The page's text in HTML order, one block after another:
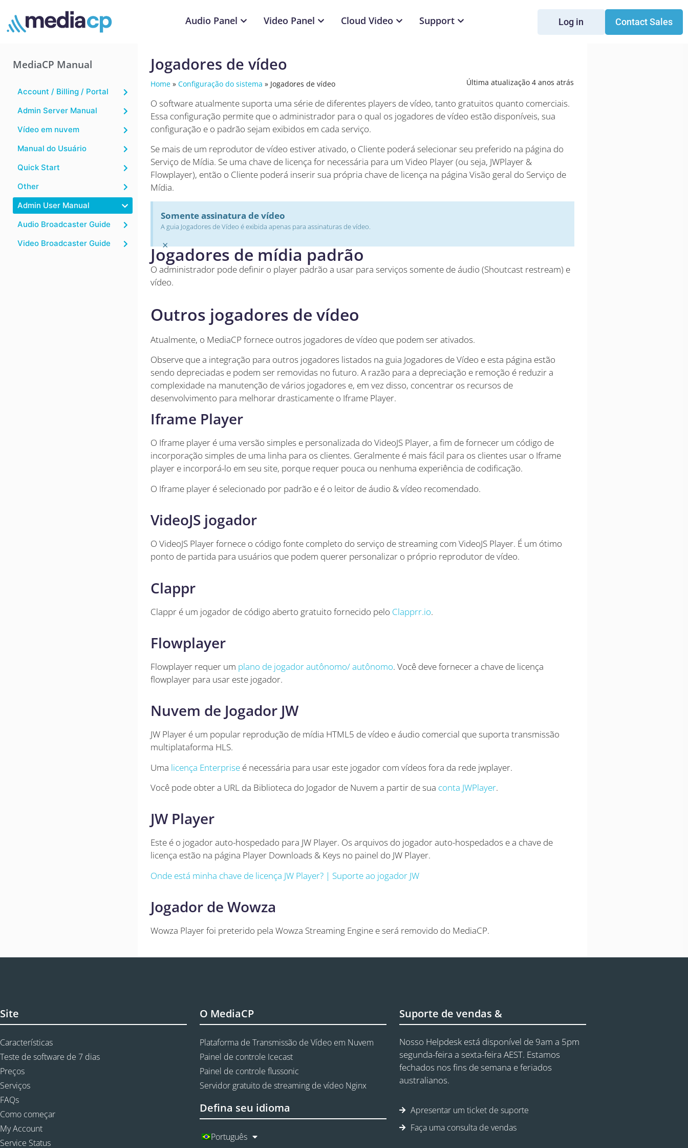
Audio Panel Video Panel Cloud Video Support Log in Contact Sales
MediaCP Manual
Account / Billing / Portal
Admin Server Manual
Vídeo em nuvem
Manual do Usuário
Quick Start
Other
Admin User Manual
Audio Broadcaster Guide
Video Broadcaster Guide
Jogadores de vídeo
Home» Configuração do sistema » Jogadores de vídeo Última atualização 4 anos atrás
O software atualmente suporta uma série de diferentes players de vídeo, tanto gratuitos quanto comerciais.
Essa configuração permite que o administrador para o qual os jogadores de vídeo estão disponíveis, sua
configuração e o padrão sejam exibidos em cada serviço.
Se mais de um reprodutor de vídeo estiver ativado, o Cliente poderá selecionar seu preferido na página do
Serviço de Mídia. Se uma chave de licença for necessária para um Video Player (ou seja, JWPlayer &
Flowplayer), então o Cliente poderá inserir sua própria chave de licença na página Visão geral do Serviço de
Mídia.
Somente assinatura de vídeo
A guia Jogadores de Vídeo é exibida apenas para assinaturas de vídeo.
×
Jogadores de mídia padrão
O administrador pode definir o player padrão a usar para serviços somente de áudio (Shoutcast restream) e
vídeo.
Outros jogadores de vídeo
Atualmente, o MediaCP fornece outros jogadores de vídeo que podem ser ativados.
Observe que a integração para outros jogadores listados na guia Jogadores de Vídeo e esta página estão
sendo depreciadas e podem ser removidas no futuro. A razão para a depreciação e remoção é reduzir a
complexidade na manutenção de vários jogadores e, em vez disso, concentrar os recursos de
desenvolvimento para melhorar drasticamente o Iframe Player.
Iframe Player
O Iframe player é uma versão simples e personalizada do VideoJS Player, a fim de fornecer um código de
incorporação simples de uma linha para os clientes. Geralmente é mais fácil para os clientes usar o Iframe
player e incorporá-lo em seu site, porque requer pouca ou nenhuma experiência de codificação.
O Iframe player é selecionado por padrão e é o leitor de áudio & vídeo recomendado.
VideoJS jogador
O VideoJS Player fornece o código fonte completo do serviço de streaming com VideoJS Player. É um ótimo
ponto de partida para usuários que podem querer personalizar o próprio reprodutor de vídeo.
Clappr
Clappr é um jogador de código aberto gratuito fornecido pelo Clapprr.io.
Flowplayer
Flowplayer requer um plano de jogador autônomo/ autônomo. Você deve fornecer a chave de licença
flowplayer para usar este jogador.
Nuvem de Jogador JW
JW Player é um popular reprodução de mídia HTML5 de vídeo e áudio comercial que suporta transmissão
multiplataforma HLS.
Uma licença Enterpriseé necessária para usar este jogador com vídeos fora da rede jwplayer.
Você pode obter a URL da Biblioteca do Jogador de Nuvem a partir de sua conta JWPlayer.
JW Player
Este é o jogador auto-hospedado para JW Player. Os arquivos do jogador auto-hospedados e a chave de
licença estão na página Player Downloads & Keys no painel do JW Player.
Onde está minha chave de licença JW Player? | Suporte ao jogador JW
Jogador de Wowza
Wowza Player foi preterido pela Wowza Streaming Engine e será removido do MediaCP.
Site
Características
Teste de software de 7 dias
Preços
Serviços
FAQs
Como começar
My Account
Service Status
O MediaCP
Plataforma de Transmissão de Vídeo em Nuvem
Painel de controle Icecast
Painel de controle flussonic
Servidor gratuito de streaming de vídeo Nginx
Defina seu idioma
Português
Suporte de vendas &
Nosso Helpdesk está disponível de 9am a 5pm
segunda-feira a sexta-feira AEST. Estamos
fechados nos fins de semana e feriados
australianos.
Apresentar um ticket de suporte
Faça uma consulta de vendas